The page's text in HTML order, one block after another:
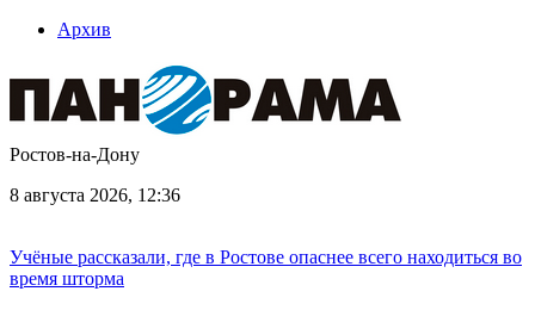
Архив
Ростов-на-Дону
8 августа 2026, 12:36
Учёные рассказали, где в Ростове опаснее всего находиться во
время шторма